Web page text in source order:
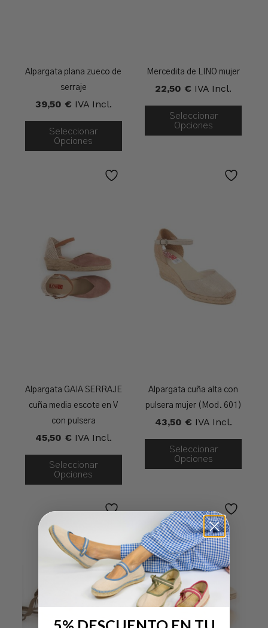
Alpargata plana zueco de
serraje
39,50 € IVA Incl.
Seleccionar
Opciones
Mercedita de LINO mujer
22,50 € IVA Incl.
Seleccionar
Opciones
Alpargata GAIA SERRAJE
cuña media escote en V
con pulsera
45,50 € IVA Incl.
Seleccionar
Opciones
Alpargata cuña alta con
pulsera mujer (Mod. 601)
43,50 € IVA Incl.
Seleccionar
Opciones